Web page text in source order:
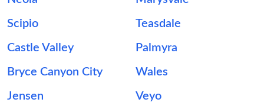
Scipio Teasdale
Castle Valley Palmyra
Bryce Canyon City Wales
Jensen Veyo